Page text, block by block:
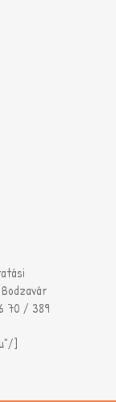
70 / 389
]